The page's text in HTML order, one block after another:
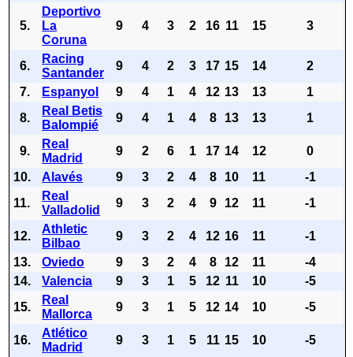
5.
Deportivo
La
Coruna
9 4 3 2 16 11 15 3
6.
Racing
Santander
9 4 2 3 17 15 14
2
7.
Espanyol 9 4 1 4 12 13 13
1
8.
Real Betis
Balompié
9 4 1 4 8 13 13 1
9.
Real
Madrid
9 2 6 1 17 14 12
0
10.
Alavés 9 3 2 4 8 10 11
-1
11.
Real
Valladolid
9 3 2 4 9 12 11 -1
12.
Athletic
Bilbao
9 3 2 4 12 16 11
-1
13.
Oviedo 9 3 2 4 8 12 11
-4
14.
Valencia 9 3 1 5 12 11 10
-5
15.
Real
Mallorca
9 3 1 5 12 14 10 -5
16.
Atlético
Madrid
9 3 1 5 11 15 10 -5